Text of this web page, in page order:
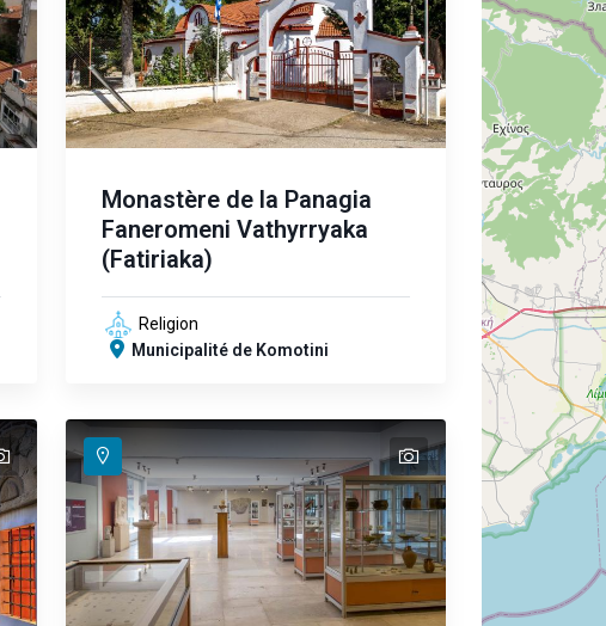
Monastère de la Panagia
Faneromeni Vathyrryaka
(Fatiriaka)
Religion
Municipalité de Komotini
text
text text
text